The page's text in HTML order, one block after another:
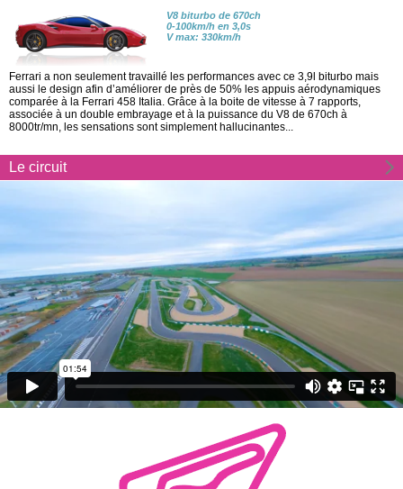
V8 biturbo de 670ch
0-100km/h en 3,0s
V max: 330km/h
Ferrari a non seulement travaillé les performances avec ce 3,9l biturbo mais
aussi le design afin d’améliorer de près de 50% les appuis aérodynamiques
comparée à la Ferrari 458 Italia. Grâce à la boite de vitesse à 7 rapports,
associée à un double embrayage et à la puissance du V8 de 670ch à
8000tr/mn, les sensations sont simplement hallucinantes...
Le circuit